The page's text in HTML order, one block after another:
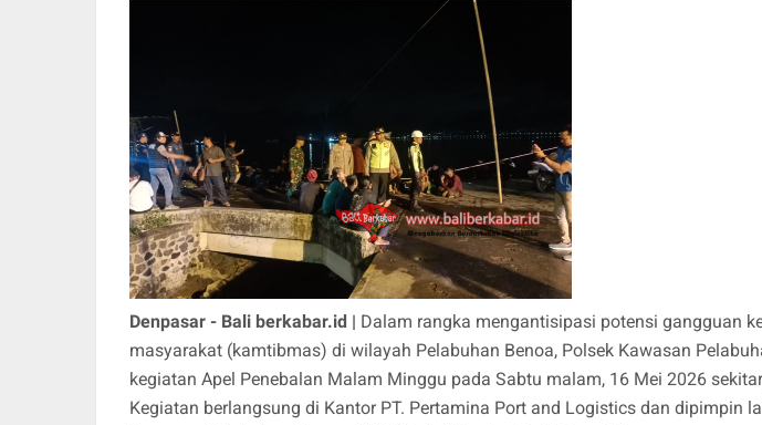
Denpasar - Bali berkabar.id | Dalam rangka mengantisipasi potensi gangguan
masyarakat (kamtibmas) di wilayah Pelabuhan Benoa, Polsek Kawasan
kegiatan Apel Penebalan Malam Minggu pada Sabtu malam, 16 Mei 2026
Kegiatan berlangsung di Kantor PT. Pertamina Port and Logistics dan dipimpin